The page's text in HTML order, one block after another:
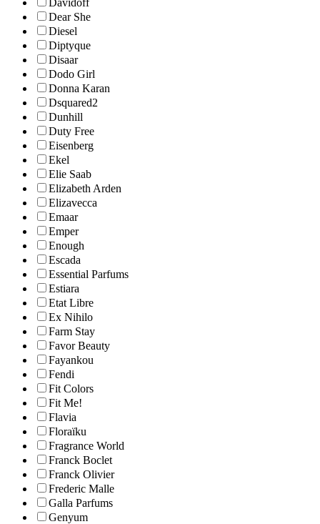
Dear She
Diesel
Diptyque
Disaar
Dodo Girl
Donna Karan
Dsquared2
Dunhill
Duty Free
Eisenberg
Ekel
Elie Saab
Elizabeth Arden
Elizavecca
Emaar
Emper
Enough
Escada
Essential Parfums
Estiara
Etat Libre
Ex Nihilo
Farm Stay
Favor Beauty
Fayankou
Fendi
Fit Colors
Fit Me!
Flavia
Floraïku
Fragrance World
Franck Boclet
Franck Olivier
Frederic Malle
Galla Parfums
Genyum